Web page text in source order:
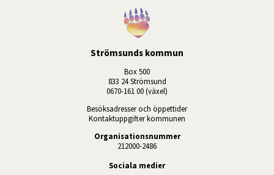
Strömsunds kommun
Box 500
833 24 Strömsund
0670-161 00 (växel)
Besöksadresser och öppettider
Kontaktuppgifter kommunen
Organisationsnummer
212000-2486
Sociala medier